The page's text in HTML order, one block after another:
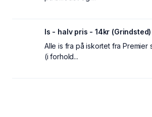
Is - halv pris - 14kr (Grindsted)
Alle is fra på iskortet fra Premier
(i forhold...